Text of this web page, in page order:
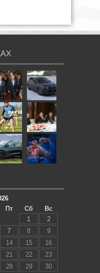
Пт Сб
Вс
1
2
7 8
9
14 15
16
21 22
23
28 29
30